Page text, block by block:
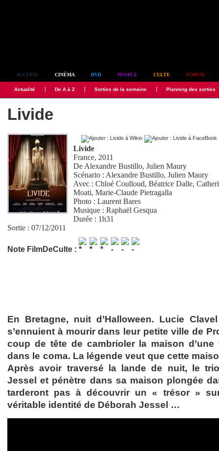
ACCUEIL CINÉMA DVD PEOPLE CULTE FORUM
Actualité De A à Z Sorties de la semaine Planning des sorties
Livide
Livide
France, 2011
De Alexandre Bustillo,Julien Maury
Scénario : Alexandre Bustillo,Julien Maury
Avec :Chloé Coulloud,Béatrice Dalle,
Moati,Marie-Claude Pietragalla
Photo :Laurent Bares
Musique :Raphaël Gesqua
Durée : 1h31
Sortie : 07/12/2011
Note FilmDeCulte :
En Bretagne, nuit d’Halloween. Lucie
s’ennuient à mourir dans leur petite ville de
coup de tête de cambrioler la maison d’une
dans le coma. La légende veut que cette
Après avoir traversé la lande de nuit, le
Jessel et pénètre dans sa maison plongée
tarderont pas à découvrir un « trésor »
véritable identité de Déborah Jessel …